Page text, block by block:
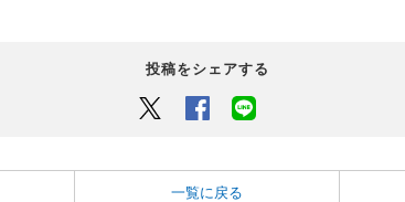
投稿をシェアする
Twitter Facebook
一覧に戻る